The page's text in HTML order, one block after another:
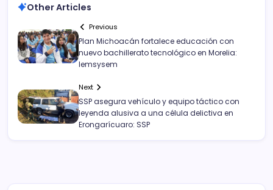
Other Articles
Previous
Plan Michoacán fortalece educación con
nuevo bachillerato tecnológico en Morelia:
Iemsysem
Next
SSP asegura vehículo y equipo táctico con
leyenda alusiva a una célula delictiva en
Erongarícuaro: SSP